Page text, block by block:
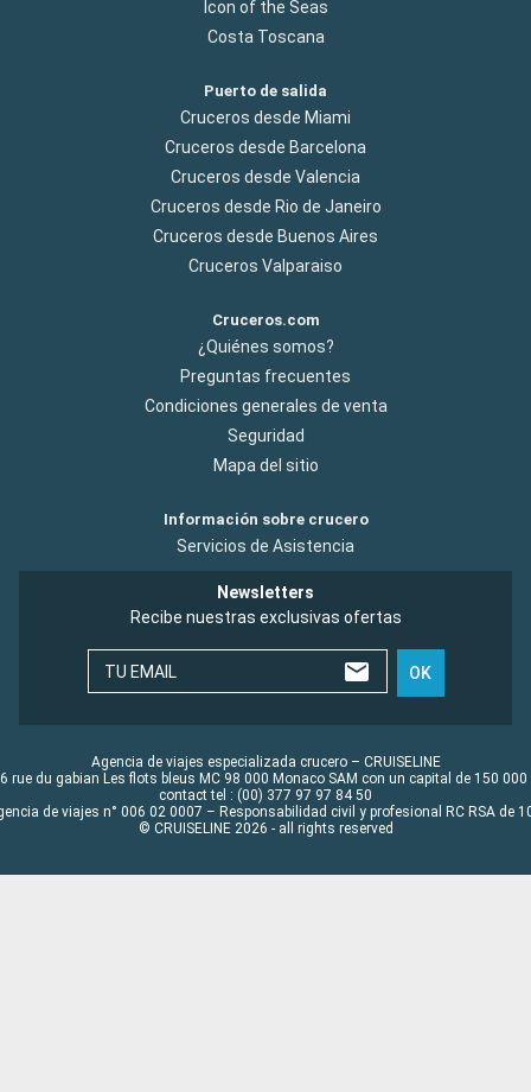
Icon of the Seas
Costa Toscana
Puerto de salida
Cruceros desde Miami
Cruceros desde Barcelona
Cruceros desde Valencia
Cruceros desde Rio de Janeiro
Cruceros desde Buenos Aires
Cruceros Valparaiso
Cruceros.com
¿Quiénes somos?
Preguntas frecuentes
Condiciones generales de venta
Seguridad
Mapa del sitio
Información sobre crucero
Servicios de Asistencia
Newsletters
Recibe nuestras exclusivas ofertas
TU EMAIL OK
Agencia de viajes especializada crucero – CRUISELINE
rue du gabian Les flots bleus MC 98 000 Monaco SAM con un capital de 150 000
contact tel : (00) 377 97 97 84 50
de viajes n° 006 02 0007 – Responsabilidad civil y profesional RC RSA de
© CRUISELINE 2026 - all rights reserved